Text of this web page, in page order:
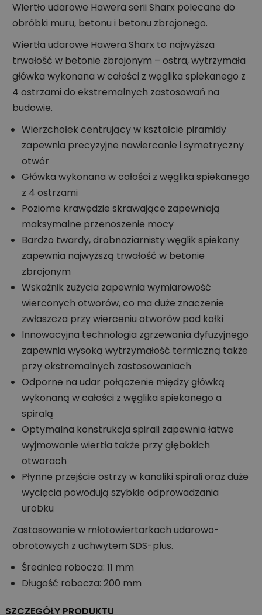
Wiertło udarowe Hawera serii Sharx polecane do
obróbki muru, betonu i betonu zbrojonego.
Wiertła udarowe Hawera Sharx to najwyższa
trwałość w betonie zbrojonym – ostra, wytrzymała
główka wykonana w całości z węglika spiekanego z
4 ostrzami do ekstremalnych zastosowań na
budowie.
Wierzchołek centrujący w kształcie piramidy
zapewnia precyzyjne nawiercanie i symetryczny
otwór
Główka wykonana w całości z węglika spiekanego
z 4 ostrzami
Poziome krawędzie skrawające zapewniają
maksymalne przenoszenie mocy
Bardzo twardy, drobnoziarnisty węglik spiekany
zapewnia najwyższą trwałość w betonie
zbrojonym
Wskaźnik zużycia zapewnia wymiarowość
wierconych otworów, co ma duże znaczenie
zwłaszcza przy wierceniu otworów pod kołki
Innowacyjna technologia zgrzewania dyfuzyjnego
zapewnia wysoką wytrzymałość termiczną także
przy ekstremalnych zastosowaniach
Odporne na udar połączenie między główką
wykonaną w całości z węglika spiekanego a
spiralą
Optymalna konstrukcja spirali zapewnia łatwe
wyjmowanie wiertła także przy głębokich
otworach
Płynne przejście ostrzy w kanaliki spirali oraz duże
wycięcia powodują szybkie odprowadzania
urobku
Zastosowanie w młotowiertarkach udarowo-
obrotowych z uchwytem SDS-plus.
Średnica robocza: 11 mm
Długość robocza: 200 mm
SZCZEGÓŁY PRODUKTU